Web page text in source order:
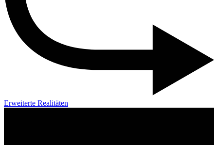
Erweiterte Realitäten